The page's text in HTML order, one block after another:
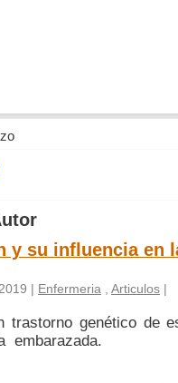
y su influencia en
| Enfermeria Articulos |
trastorno genético de
embarazada.